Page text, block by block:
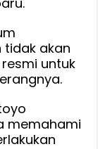
tidak akan
untuk
memahami